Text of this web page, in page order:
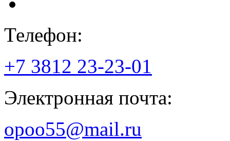
Телефон:
+7 3812 23-23-01
Электронная почта:
opoo55@mail.ru